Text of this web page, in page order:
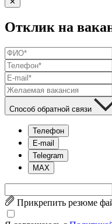
Отклик на
Способ обратной связи
Телефон
E-mail
Telegram
MAX
Прикрепить резюме